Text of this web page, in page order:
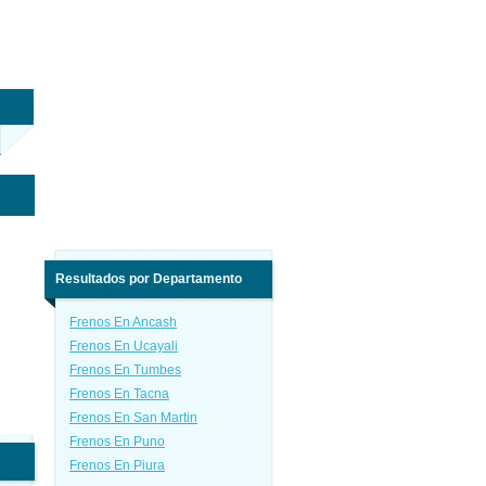
Resultados por Departamento
Frenos En Ancash
Frenos En Ucayali
Frenos En Tumbes
Frenos En Tacna
Frenos En San Martin
Frenos En Puno
Frenos En Piura